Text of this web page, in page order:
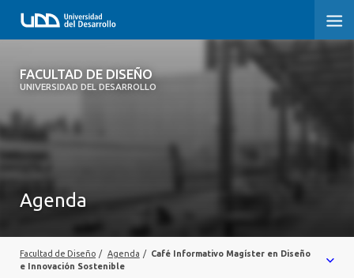
FACULTAD DE DISEÑO
UNIVERSIDAD DEL DESARROLLO
FACULTAD DE DISEÑO
INICIO
INVESTIGACIÓN
Agenda
Facultad de Diseño / Agenda / Café Informativo Magíster en Diseño
e Innovación Sostenible